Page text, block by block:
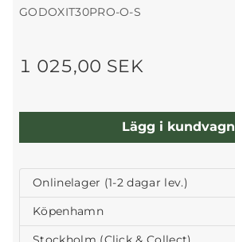
GODOXIT30PRO-O-S
1 025,00 SEK
Lägg i kundvagn
Onlinelager (1-2 dagar lev.)
Köpenhamn